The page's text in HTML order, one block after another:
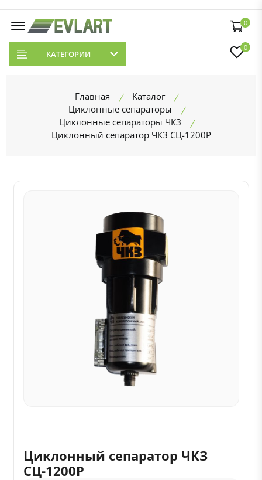
0
КАТЕГОРИИ
0
Главная
Каталог
Циклонные сепараторы
Циклонные сепараторы ЧКЗ
Циклонный сепаратор ЧКЗ СЦ-1200Р
Циклонный сепаратор ЧКЗ
СЦ-1200Р